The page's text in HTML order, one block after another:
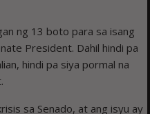
ng 13 boto para sa isang
President. Dahil hindi pa
hindi pa siya pormal na
sa Senado, at ang isyu ay